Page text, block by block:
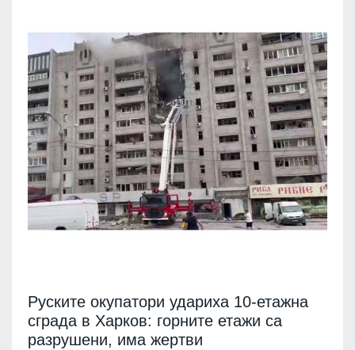
Руските окупатори удариха 10-етажна
сграда в Харков: горните етажи са
разрушени, има жертви